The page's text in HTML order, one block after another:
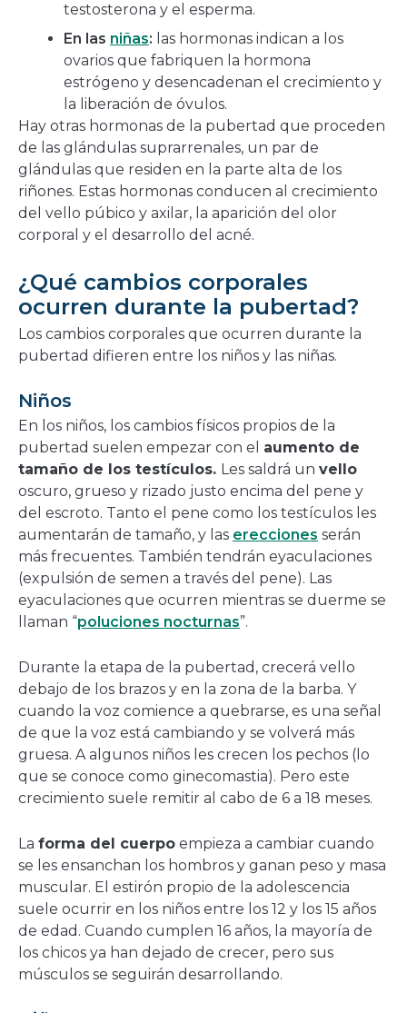
testosterona y el esperma.
En las niñas: las hormonas indican a los
ovarios que fabriquen la hormona
estrógeno y desencadenan el crecimiento y
la liberación de óvulos.
Hay otras hormonas de la pubertad que proceden
de las glándulas suprarrenales, un par de
glándulas que residen en la parte alta de los
riñones. Estas hormonas conducen al crecimiento
del vello púbico y axilar, la aparición del olor
corporal y el desarrollo del acné.
¿Qué cambios corporales
ocurren durante la pubertad?
Los cambios corporales que ocurren durante la
pubertad difieren entre los niños y las niñas.
Niños
En los niños, los cambios físicos propios de la
pubertad suelen empezar con el aumento de
tamaño de los testículos. Les saldrá un vello
oscuro, grueso y rizado justo encima del pene y
del escroto. Tanto el pene como los testículos les
aumentarán de tamaño, y las erecciones serán
más frecuentes. También tendrán eyaculaciones
(expulsión de semen a través del pene). Las
eyaculaciones que ocurren mientras se duerme se
llaman “poluciones nocturnas”.
Durante la etapa de la pubertad, crecerá vello
debajo de los brazos y en la zona de la barba. Y
cuando la voz comience a quebrarse, es una señal
de que la voz está cambiando y se volverá más
gruesa. A algunos niños les crecen los pechos (lo
que se conoce como ginecomastia). Pero este
crecimiento suele remitir al cabo de 6 a 18 meses.
La forma del cuerpo empieza a cambiar cuando
se les ensanchan los hombros y ganan peso y masa
muscular. El estirón propio de la adolescencia
suele ocurrir en los niños entre los 12 y los 15 años
de edad. Cuando cumplen 16 años, la mayoría de
los chicos ya han dejado de crecer, pero sus
músculos se seguirán desarrollando.